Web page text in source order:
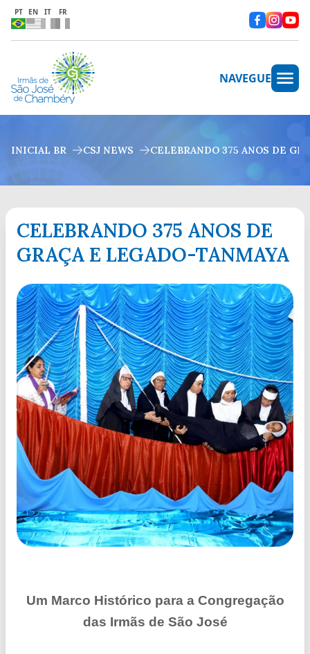
PT EN IT FR
NAVEGUE
INICIAL BR CSJ NEWS CELEBRANDO 375 ANOS DE
CELEBRANDO 375 ANOS DE
GRAÇA E LEGADO-TANMAYA
Um Marco Histórico para a Congregação
das Irmãs de São José